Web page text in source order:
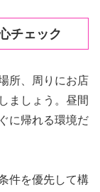
チェック
所、周りにお店
ましょう。昼間
に帰れる環境だ
件を優先して構